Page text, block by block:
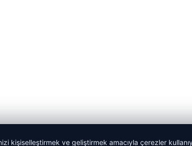
kişiselleştirmek ve geliştirmek amacıyla çerezler